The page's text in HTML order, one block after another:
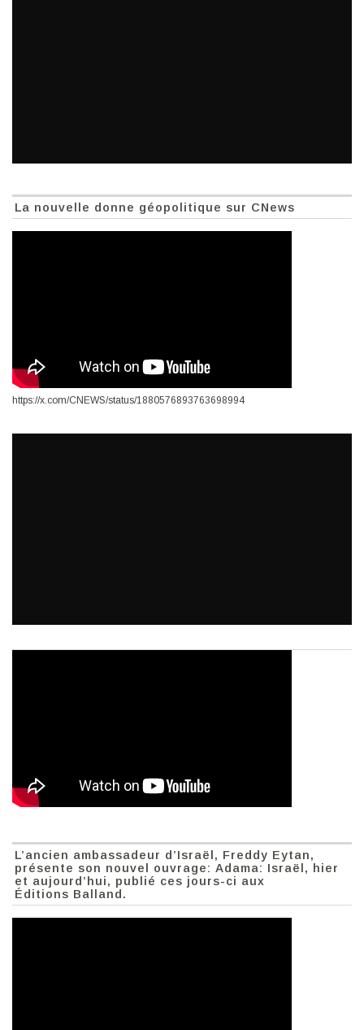
La nouvelle donne géopolitique sur CNews
https://x.com/CNEWS/status/1880576893763698994
L’ancien ambassadeur d’Israël, Freddy Eytan,
présente son nouvel ouvrage: Adama: Israël, hier
et aujourd’hui, publié ces jours-ci aux
Éditions Balland.